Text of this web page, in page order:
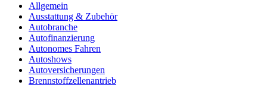
Allgemein
Ausstattung & Zubehör
Autobranche
Autofinanzierung
Autonomes Fahren
Autoshows
Autoversicherungen
Brennstoffzellenantrieb